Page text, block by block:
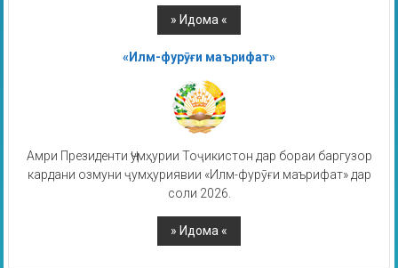
«Илм-фурӯғи маърифат»
Амри Президенти Ҷумҳурии Тоҷикистон дар бораи баргузор
кардани озмуни ҷумҳуриявии «Илм-фурӯғи маърифат» дар
соли 2026.